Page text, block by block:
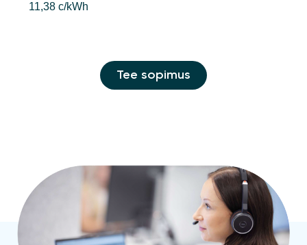
11,38 c/kWh
Tee sopimus